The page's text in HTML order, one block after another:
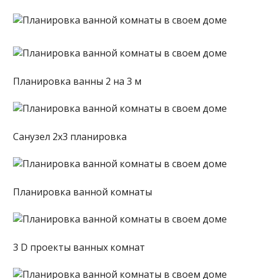
Планировка ванны 2 на 3 м
Санузел 2х3 планировка
Планировка ванной комнаты
3 D проекты ванных комнат